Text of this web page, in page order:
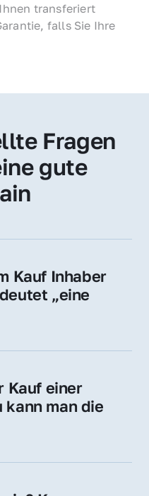
transferiert
falls Sie Ihre
Fragen
gute
Kauf Inhaber
„eine
Nutzung,
Kauf einer
kann man die
Nutzen Sie sie